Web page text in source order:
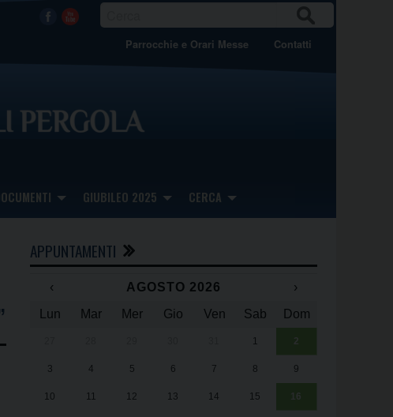
Facebook
Youtube CA
Parrocchie e Orari Messe Contatti
GIUBILEO 2025 CERCA
APPUNTAMENTI
‹ AGOSTO 2026
›
Lun
Mar Mer Gio Ven Sab Dom
1 2
3 4 5 6 7 8 9
10 11 12 13 14 15 16